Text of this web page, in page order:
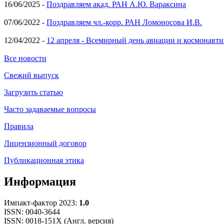
16/06/2025 - Поздравляем акад. РАН А.Ю. Вараксина
07/06/2022 - Поздравляем чл.-корр. РАН Ломоносова И.В.
12/04/2022 - 12 апреля - Всемирный день авиации и
Все новости
Свежий выпуск
Загрузить статью
Часто задаваемые вопросы
Правила
Лицензионный договор
Публикационная этика
Информация
Импакт-фактор 2023: 1.0
ISSN: 0040-3644
ISSN: 0018-151X (Англ. версия)